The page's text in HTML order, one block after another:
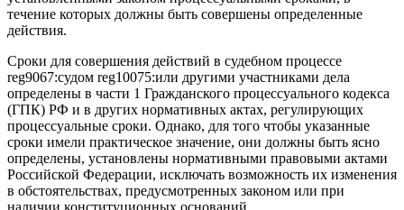
течение которых должны быть совершены определенные
действия.
Сроки для совершения действий в судебном процессе
reg9067:судом reg10075:или другими участниками дела
определены в части 1 Гражданского процессуального кодекса
(ГПК) РФ и в других нормативных актах, регулирующих
процессуальные сроки. Однако, для того чтобы указанные
сроки имели практическое значение, они должны быть ясно
определены, установлены нормативными правовыми актами
Российской Федерации, исключать возможность их изменения
в обстоятельствах, предусмотренных законом или при
наличии конституционных оснований.